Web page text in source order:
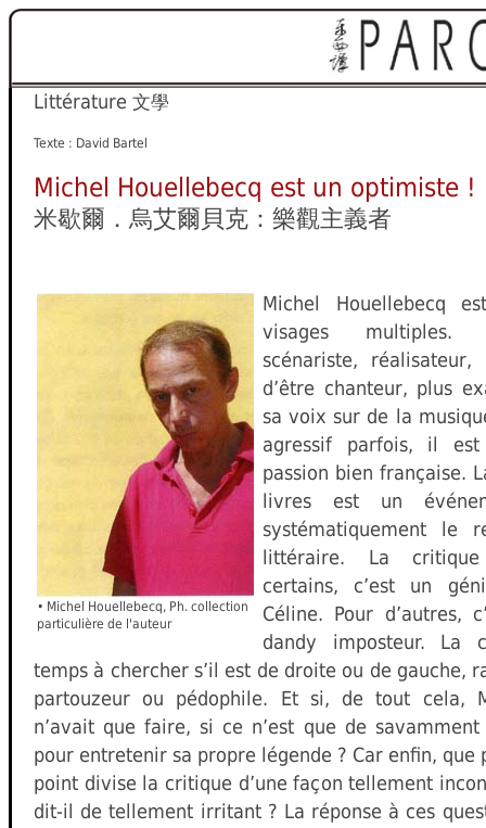
Littérature 文學
Texte : David Bartel
Michel Houellebecq est un optimiste !
米歇爾．烏艾爾貝克：樂觀主義者
• Michel Houellebecq, Ph. collection
particulière de l'auteur
Michel Houellebecq
visages multiples.
scénariste,
d’être chanteur, plus
sa voix sur de la
agressif parfois, il
passion bien française.
livres est un
systématiquement le
littéraire. La critique
certains, c’est un
Céline. Pour d’autres,
dandy imposteur. La
temps à chercher s’il est de droite ou de gauche,
partouzeur ou pédophile. Et si, de tout cela,
n’avait que faire, si ce n’est que de
pour entretenir sa propre légende ? Car enfin, que
point divise la critique d’une façon tellement
dit-il de tellement irritant ? La réponse à ces